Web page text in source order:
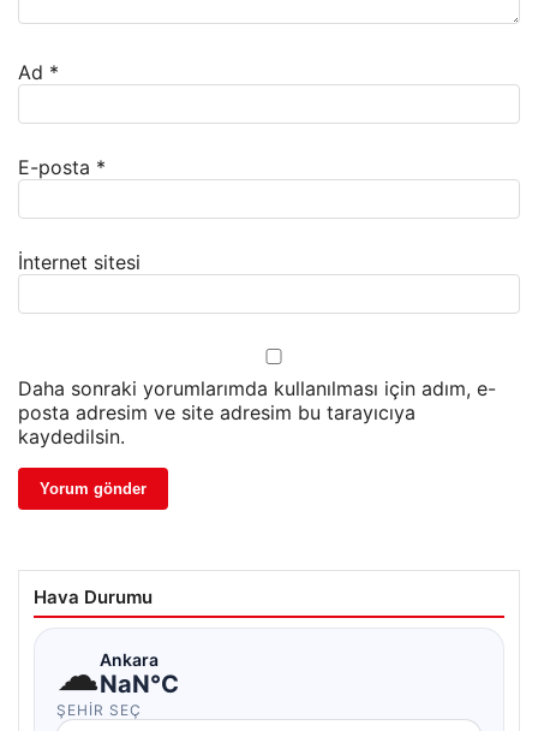
Ad *
E-posta *
İnternet sitesi
Daha sonraki yorumlarımda kullanılması için adım, e-
posta adresim ve site adresim bu tarayıcıya
kaydedilsin.
Hava Durumu
☁Ankara
NaN°C
ŞEHIR SEÇ